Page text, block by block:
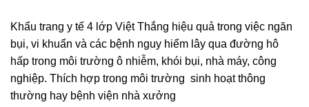
Khẩu trang y tế 4 lớp Việt Thắng hiệu quả trong việc ngăn
bụi, vi khuẩn và các bệnh nguy hiểm lây qua đường hô
hấp trong môi trường ô nhiễm, khói bụi, nhà máy, công
nghiệp. Thích hợp trong môi trường sinh hoạt thông
thường hay bệnh viện nhà xưởng